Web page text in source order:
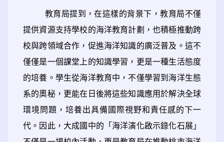
教育局提到，在這樣的背景下，教育局不僅
提供資源支持學校的海洋教育計劃，也積極推動跨
校與跨領域合作，促進海洋知識的廣泛普及。這不
僅僅是一個課堂上的知識學習，更是一種生活態度
的培養。學生從海洋教育中，不僅學習到海洋生態
系的奧秘，更能在日後將這些知識應用於解決全球
環境問題，培養出具備國際視野和責任感的下一
代。因此，大成國中的「海洋演化啟示錄化石展」